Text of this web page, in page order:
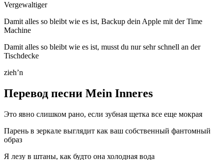
Vergewaltiger
Damit alles so bleibt wie es ist, Backup dein Apple mit der Time
Machine
Damit alles so bleibt wie es ist, musst du nur sehr schnell an der
Tischdecke
zieh’n
Перевод песни Mein Inneres
Это явно слишком рано, если зубная щетка все еще мокрая
Парень в зеркале выглядит как ваш собственный фантомный
образ
Я лезу в штаны, как будто она холодная вода